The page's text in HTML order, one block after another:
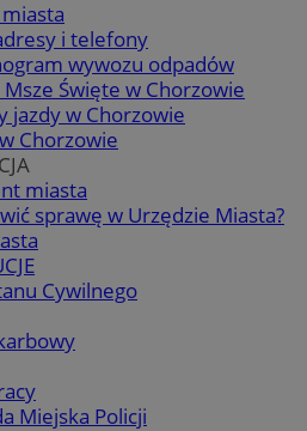
i telefony
wywozu odpadów
Święte w Chorzowie
jazdy w Chorzowie
Chorzowie
miasta
sprawę w Urzędzie Miasta?
Cywilnego
Miejska Policji